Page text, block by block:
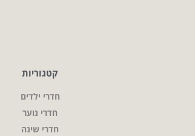
קטגוריות
חדרי ילדים
חדרי נוער
חדרי שינה